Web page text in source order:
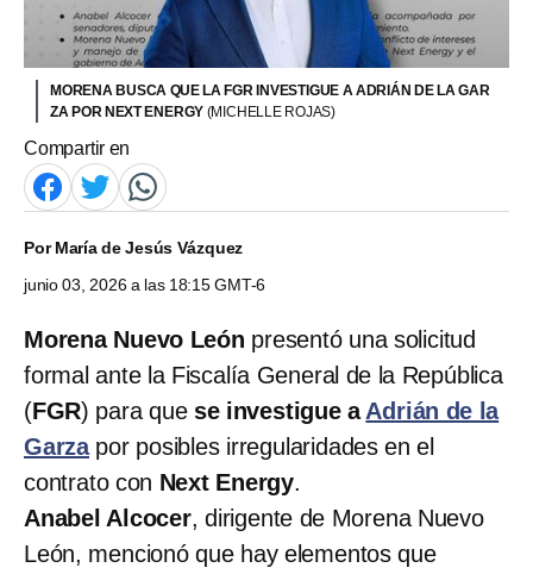
MORENA BUSCA QUE LA FGR INVESTIGUE A ADRIÁN DE LA GAR
ZA POR NEXT ENERGY (MICHELLE ROJAS)
Compartir en
PorMaría de Jesús Vázquez
junio 03, 2026 a las 18:15 GMT-6
Morena Nuevo León presentó una solicitud
formal ante la Fiscalía General de la República
(FGR) para que se investigue aAdrián de la
Garzapor posibles irregularidades en el
contrato con Next Energy.
Anabel Alcocer, dirigente de Morena Nuevo
León, mencionó que hay elementos que